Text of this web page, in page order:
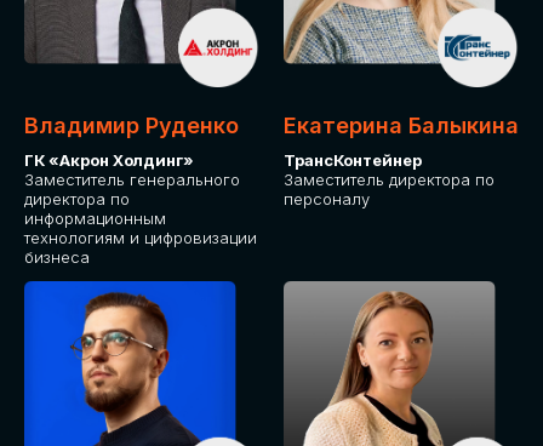
Владимир Руденко
ГК «Акрон Холдинг»
Заместитель генерального
директора по
информационным
технологиям и цифровизации
бизнеса
Екатерина Балыкина
ТрансКонтейнер
Заместитель директора по
персоналу